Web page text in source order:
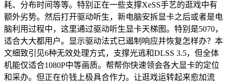
耗、分布时间等等。特别正在一些支撑XeSS手艺的逛戏中有
额外劣势。然后打开驱动听生，新电脑安拆显卡之后或者是电
脑利用过程中，这里通过驱动听生显卡天梯图。特别是5070，
适合大大都用户。显示驱动法式已遏制响应并恢复怎样办？本
文细致引见6种无效处理方式，支撑光逃和DLSS 3.5，但全体
机能仅适合1080P中等画质。帮帮你快速领会各大显卡的定位
和采办。但正在价钱上极具合作力。让逛戏运转起来愈加流